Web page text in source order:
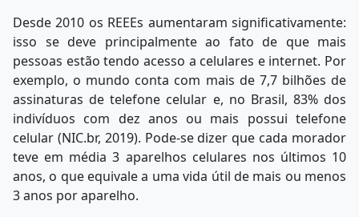
Desde 2010 os REEEs aumentaram significativamente:
isso se deve principalmente ao fato de que mais
pessoas estão tendo acesso a celulares e internet. Por
exemplo, o mundo conta com mais de 7,7 bilhões de
assinaturas de telefone celular e, no Brasil, 83% dos
indivíduos com dez anos ou mais possui telefone
celular (NIC.br, 2019). Pode-se dizer que cada morador
teve em média 3 aparelhos celulares nos últimos 10
anos, o que equivale a uma vida útil de mais ou menos
3 anos por aparelho.